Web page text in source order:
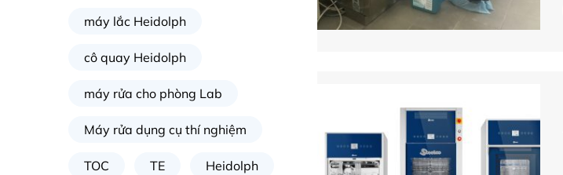
máy lắc Heidolph
cô quay Heidolph
máy rửa cho phòng Lab
Máy rửa dụng cụ thí nghiệm
TOC TE Heidolph